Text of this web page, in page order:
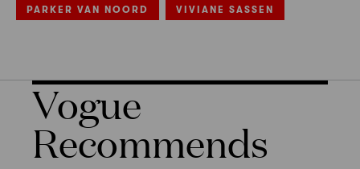
PARKER VAN NOORD VIVIANE SASSEN
Vogue
Recommends